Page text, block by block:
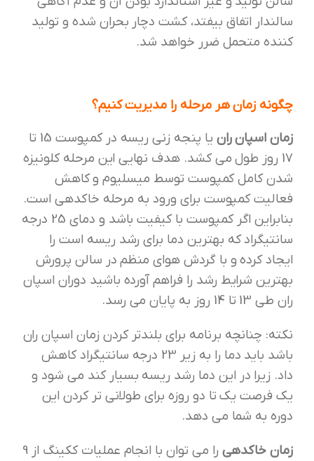
سالندار اتفاق بیفتد، کشت دچار بحران شده و تولید
کننده متحمل ضرر خواهد شد.
چگونه زمان هر مرحله را مدیریت کنیم؟
زمان اسپان ران
یا پنجه زنی ریسه در کمپوست 15 تا
17 روز طول می کشد. هدف نهایی این مرحله کلونیزه
شدن کامل کمپوست توسط میسلیوم و کاهش
فعالیت کمپوست برای ورود به مرحله خاکدهی است.
بنابراین اگر کمپوست با کیفیت باشد و دمای 25 درجه
سانتیگراد که بهترین دما برای رشد ریسه است را
ایجاد کرده و با گردش هوای منظم در سالن پرورش
بهترین شرایط رشد را فراهم آورده باشید دوران اسپان
ران طی 13 تا 14 روز به پایان می رسد.
نکته: چنانچه برنامه برای بلندتر کردن زمان اسپان ران
باشد باید دما را به زیر 23 درجه سانتیگراد کاهش
داد. زیرا در این دما رشد ریسه بسیار کند می شود و
یک فرصت یک تا دو روزه برای طولانی تر کردن این
دوره به شما می دهد.
زمان خاکدهی
را می توان با انجام عملیات ککینگ از 9